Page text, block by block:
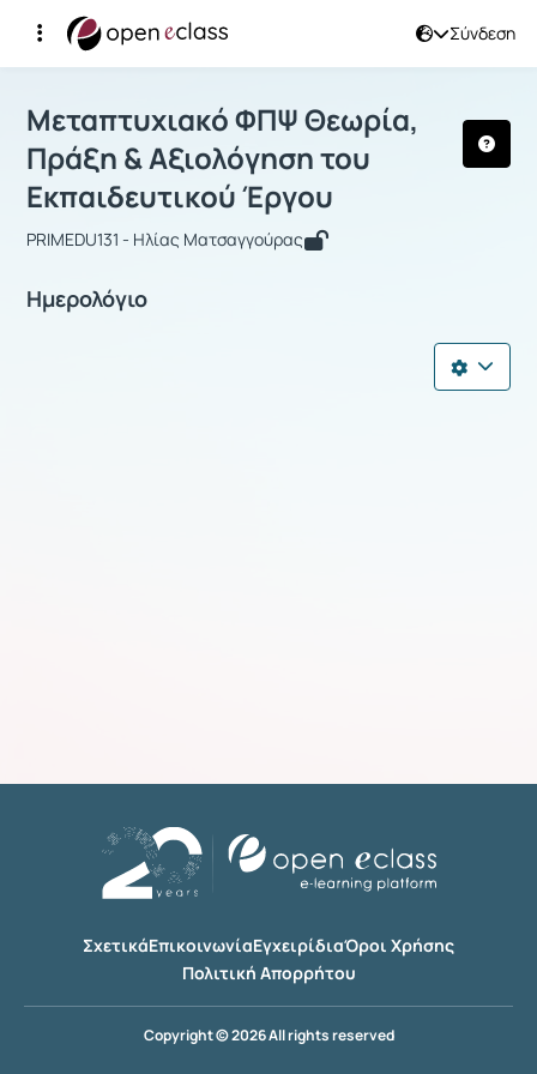
Σύνδεση
Μάθημα : Μεταπτυχιακό ΦΠΨ
Μεταπτυχιακό ΦΠΨ Θεωρία,
Πράξη & Αξιολόγηση του
Εκπαιδευτικού Έργου
PRIMEDU131 - Ηλίας Ματσαγγούρας
Ημερολόγιο
ΣχετικάΕπικοινωνίαΕγχειρίδιαΌροι Χρήσης
Πολιτική Απορρήτου
Copyright © 2026 All rights reserved